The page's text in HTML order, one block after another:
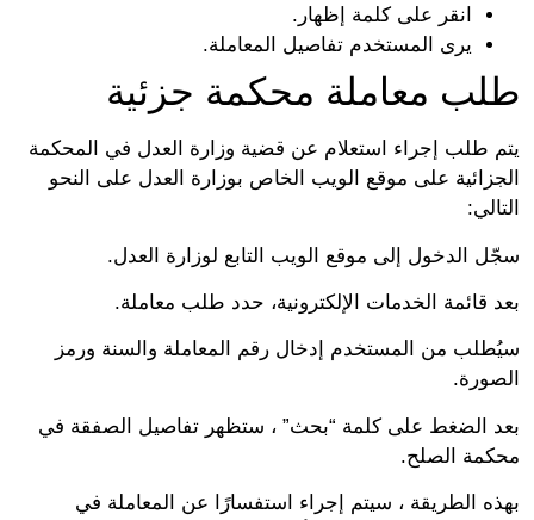
انقر على كلمة إظهار.
يرى المستخدم تفاصيل المعاملة.
طلب معاملة محكمة جزئية
يتم طلب إجراء استعلام عن قضية وزارة العدل في المحكمة
الجزائية على موقع الويب الخاص بوزارة العدل على النحو
التالي:
سجّل الدخول إلى موقع الويب التابع لوزارة العدل.
بعد قائمة الخدمات الإلكترونية، حدد طلب معاملة.
سيُطلب من المستخدم إدخال رقم المعاملة والسنة ورمز
الصورة.
بعد الضغط على كلمة “بحث” ، ستظهر تفاصيل الصفقة في
محكمة الصلح.
بهذه الطريقة ، سيتم إجراء استفسارًا عن المعاملة في